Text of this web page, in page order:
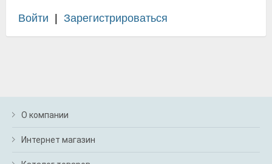
Войти Зарегистрироваться
О компании
Интернет магазин